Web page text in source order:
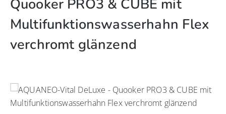
Quooker PRO3 & CUBE mit
Multifunktionswasserhahn Flex
verchromt glänzend
Bildergalerie überspringen